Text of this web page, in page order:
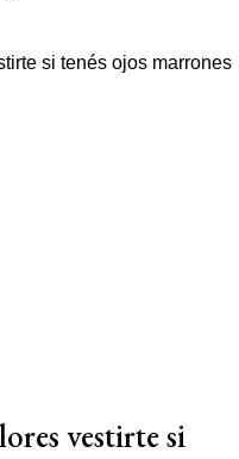
vestirte si